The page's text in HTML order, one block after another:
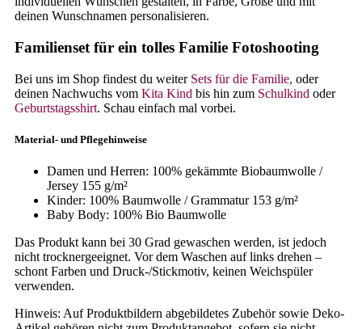
deinen Wunschnamen personalisieren.
Familienset für ein tolles Familie Fotoshooting
Bei uns im Shop findest du weiter Sets für die Familie, oder
deinen Nachwuchs vom Kita Kind bis hin zum Schulkind oder
Geburtstagsshirt. Schau einfach mal vorbei.
Material- und Pflegehinweise
Damen und Herren: 100% gekämmte Biobaumwolle /
Jersey 155 g/m²
Kinder: 100% Baumwolle / Grammatur 153 g/m²
Baby Body: 100% Bio Baumwolle
Das Produkt kann bei 30 Grad gewaschen werden, ist jedoch
nicht trocknergeeignet. Vor dem Waschen auf links drehen –
schont Farben und Druck-/Stickmotiv, keinen Weichspüler
verwenden.
Hinweis: Auf Produktbildern abgebildetes Zubehör sowie Deko-